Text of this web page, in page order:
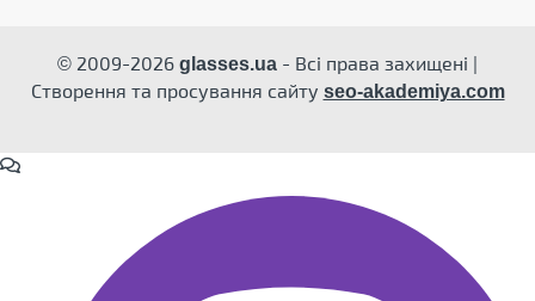
© 2009-2026 glasses.ua - Всі права захищені |
Створення та просування сайту seo-akademiya.com